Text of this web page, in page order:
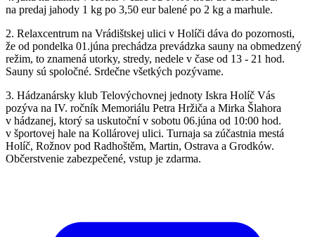
na predaj jahody 1 kg po 3,50 eur balené po 2 kg a marhule.
2. Relaxcentrum na Vrádištskej ulici v Holíči dáva do pozornosti,
že od pondelka 01.júna prechádza prevádzka sauny na obmedzený
režim, to znamená utorky, stredy, nedele v čase od 13 - 21 hod.
Sauny sú spoločné. Srdečne všetkých pozývame.
3. Hádzanársky klub Telovýchovnej jednoty Iskra Holíč Vás
pozýva na IV. ročník Memoriálu Petra Hržiča a Mirka Šlahora
v hádzanej, ktorý sa uskutoční v sobotu 06.júna od 10:00 hod.
v športovej hale na Kollárovej ulici. Turnaja sa zúčastnia mestá
Holíč, Rožnov pod Radhoštěm, Martin, Ostrava a Grodków.
Občerstvenie zabezpečené, vstup je zdarma.